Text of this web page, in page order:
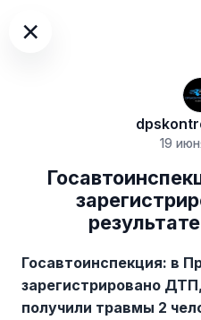
×
19
Госавтоинспекция: в
зарегистрировано
получили травмы 2